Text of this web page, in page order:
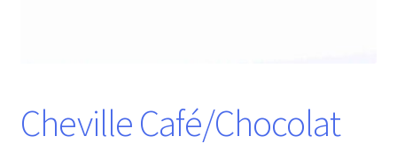
Cheville Café/Chocolat